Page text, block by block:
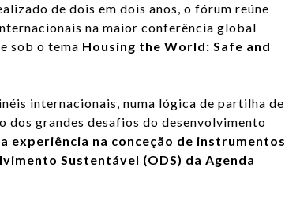
de dois em dois anos, o fórum reúne
na maior conferência global
sob o tema Housing the World: Safe and
internacionais, numa lógica de partilha de
grandes desafios do desenvolvimento
experiência na conceção de instrumentos
Sustentável (ODS) da Agenda